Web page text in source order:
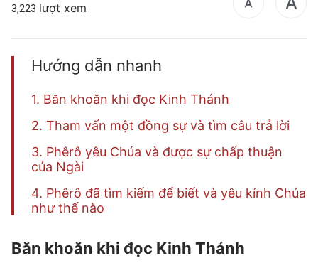
3,223 lượt xem
Hướng dẫn nhanh
1. Băn khoăn khi đọc Kinh Thánh
2. Tham vấn một đồng sự và tìm câu trả lời
3. Phêrô yêu Chúa và được sự chấp thuận
của Ngài
4. Phêrô đã tìm kiếm để biết và yêu kính Chúa
như thế nào
Băn khoăn khi đọc Kinh Thánh